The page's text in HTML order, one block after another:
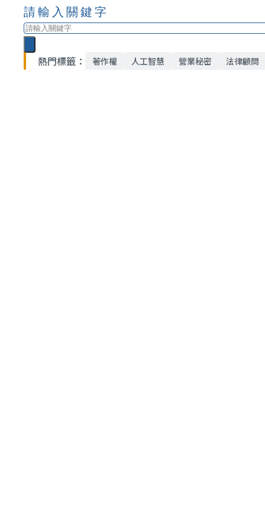
請輸入關鍵字
搜
尋
熱門標籤：
著作權 人工智慧 營業秘密 法律顧問